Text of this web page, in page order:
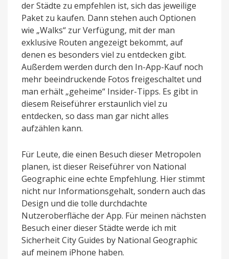
der Städte zu empfehlen ist, sich das jeweilige
Paket zu kaufen. Dann stehen auch Optionen
wie „Walks“ zur Verfügung, mit der man
exklusive Routen angezeigt bekommt, auf
denen es besonders viel zu entdecken gibt.
Außerdem werden durch den In-App-Kauf noch
mehr beeindruckende Fotos freigeschaltet und
man erhält „geheime“ Insider-Tipps. Es gibt in
diesem Reiseführer erstaunlich viel zu
entdecken, so dass man gar nicht alles
aufzählen kann.
Für Leute, die einen Besuch dieser Metropolen
planen, ist dieser Reiseführer von National
Geographic eine echte Empfehlung. Hier stimmt
nicht nur Informationsgehalt, sondern auch das
Design und die tolle durchdachte
Nutzeroberfläche der App. Für meinen nächsten
Besuch einer dieser Städte werde ich mit
Sicherheit City Guides by National Geographic
auf meinem iPhone haben.